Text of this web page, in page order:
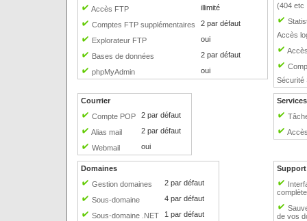
Accès FTP
illimité
Comptes FTP supplémentaires 2 par défaut
Explorateur FTP oui
Bases de données 2 par défaut
phpMyAdmin oui
(404 etc
Accès
Sécurité
Courrier
Compte POP
2 par défaut
Alias mail 2 par défaut
Webmail oui
Services
Domaines
Gestion domaines
2 par défaut
Sous-domaine 4 par défaut
Sous-domaine .NET 1 par défaut
de vos